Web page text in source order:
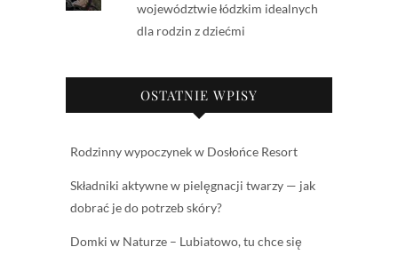
województwie łódzkim idealnych
dla rodzin z dziećmi
OSTATNIE WPISY
Rodzinny wypoczynek w Dosłońce Resort
Składniki aktywne w pielęgnacji twarzy — jak
dobrać je do potrzeb skóry?
Domki w Naturze – Lubiatowo, tu chce się